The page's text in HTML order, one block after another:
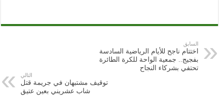
السابق
اختتام ناجح للأيام الرياضية السادسة
بفجيج.. جمعية الواحة للكرة الطائرة
تحتفي بشركاء النجاح
التالي
توقيف مشتبهان في جريمة قتل
شاب عشريني بعين عتيق